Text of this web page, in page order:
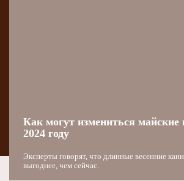
Как могут измениться майские
2024 году
Эксперты говорят, что длинные весенние
выгоднее, чем сейчас.